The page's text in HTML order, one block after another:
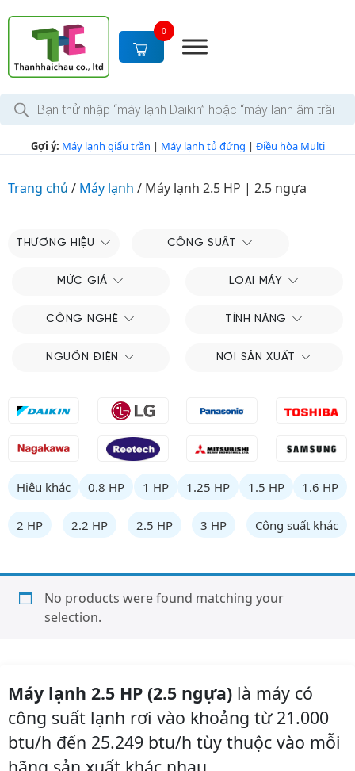
c
0
T
m
i Gợi ý: Máy lạnh giấu trần | Máy lạnh tủ đứng | Điều hòa Multi
Trang chủ / Máy lạnh / Máy lạnh 2.5 HP | 2.5 ngựa
THƯƠNG HIỆU CÔNG SUẤT
MỨC GIÁ LOẠI MÁY
CÔNG NGHỆ TÍNH NĂNG
NGUỒN ĐIỆN NƠI SẢN XUẤT
Hiệu khác 0.8 HP 1 HP 1.25 HP 1.5 HP 1.6 HP
2 HP 2.2 HP 2.5 HP 3 HP Công suất khác
No products were found matching your
selection.
Máy lạnh 2.5 HP (2.5 ngựa) là máy có
công suất lạnh rơi vào khoảng từ 21.000
btu/h đến 25.249 btu/h tùy thuộc vào mỗi